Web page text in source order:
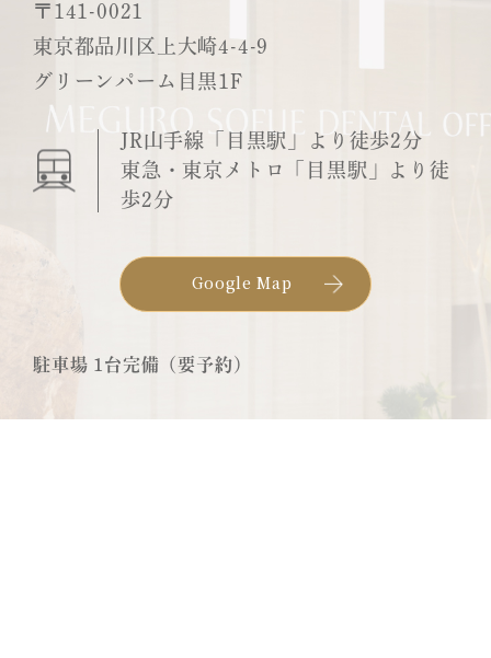
〒141-0021
東京都品川区上大崎4-4-9
グリーンパーム目黒1F
JR山手線「目黒駅」より徒歩2分
東急・東京メトロ「目黒駅」より徒
歩2分
Google Map
駐車場 1台完備（要予約）